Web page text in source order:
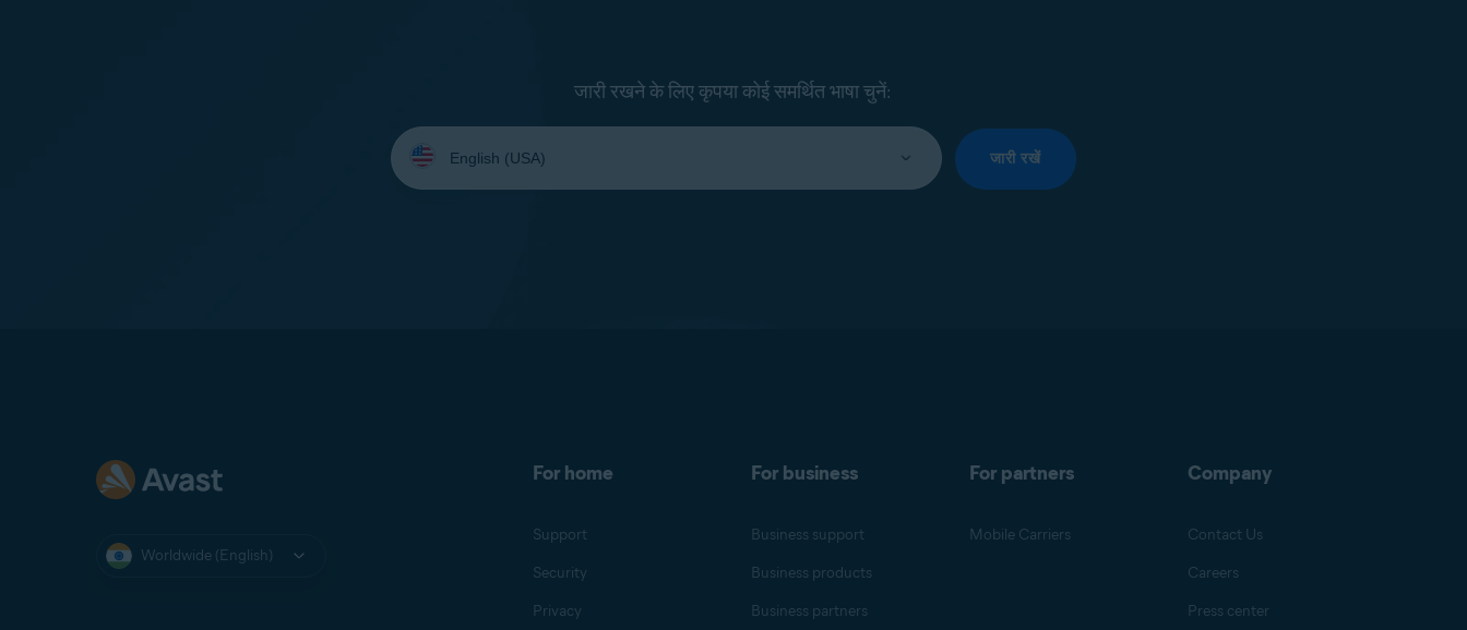
जारी रखने के लिए कृपया कोई समर्थित भाषा चुनें:
Select
your
language:
जारी रखें
Worldwide (English)
For home
Support
Security
Privacy
For business
Business support
Business products
Business partners
For partners
Mobile Carriers
Company
Contact Us
Careers
Press center